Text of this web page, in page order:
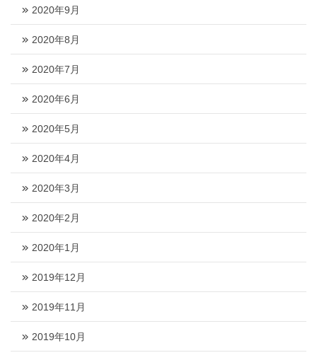
2020年9月
2020年8月
2020年7月
2020年6月
2020年5月
2020年4月
2020年3月
2020年2月
2020年1月
2019年12月
2019年11月
2019年10月